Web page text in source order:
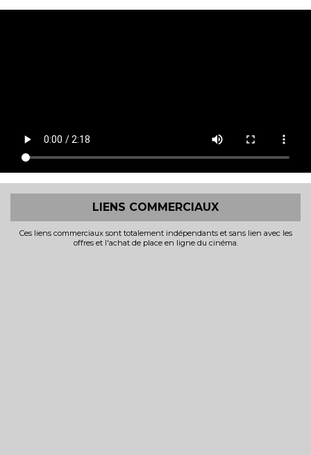
LIENS COMMERCIAUX
Ces liens commerciaux sont totalement indépendants et sans lien avec les
offres et l'achat de place en ligne du cinéma.